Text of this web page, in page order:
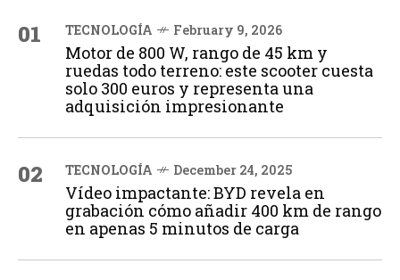
01 TECNOLOGÍA February 9, 2026
Motor de 800 W, rango de 45 km y
ruedas todo terreno: este scooter cuesta
solo 300 euros y representa una
adquisición impresionante
02 TECNOLOGÍA December 24, 2025
Vídeo impactante: BYD revela en
grabación cómo añadir 400 km de rango
en apenas 5 minutos de carga